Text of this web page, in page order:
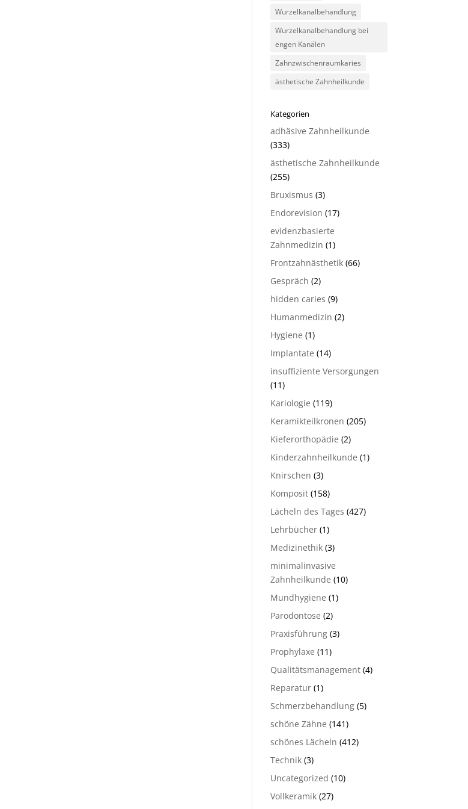
Wurzelkanalbehandlung
Wurzelkanalbehandlung bei
engen Kanälen
Zahnzwischenraumkaries
ästhetische Zahnheilkunde
Kategorien
adhäsive Zahnheilkunde
(333)
ästhetische Zahnheilkunde
(255)
Bruxismus (3)
Endorevision (17)
evidenzbasierte
Zahnmedizin (1)
Frontzahnästhetik (66)
Gespräch (2)
hidden caries (9)
Humanmedizin (2)
Hygiene (1)
Implantate (14)
insuffiziente Versorgungen
(11)
Kariologie (119)
Keramikteilkronen (205)
Kieferorthopädie (2)
Kinderzahnheilkunde (1)
Knirschen (3)
Komposit (158)
Lächeln des Tages (427)
Lehrbücher (1)
Medizinethik (3)
minimalinvasive
Zahnheilkunde (10)
Mundhygiene (1)
Parodontose (2)
Praxisführung (3)
Prophylaxe (11)
Qualitätsmanagement (4)
Reparatur (1)
Schmerzbehandlung (5)
schöne Zähne (141)
schönes Lächeln (412)
Technik (3)
Uncategorized (10)
Vollkeramik (27)